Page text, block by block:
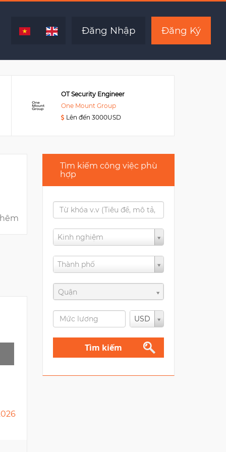
Đăng Nhập Đăng Ký
OT Security Engineer
One Mount Group
Lên đến 3000USD
Tìm kiếm công việc phù
hợp
Kinh nghiệm
Thành phố
Quận
USD
Tìm kiếm